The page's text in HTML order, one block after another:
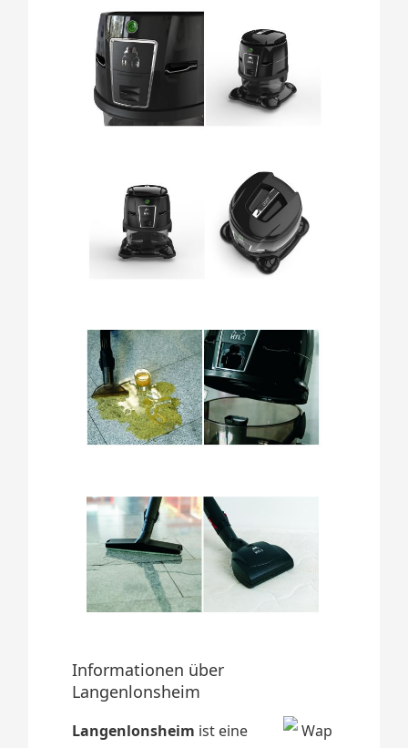
Informationen über
Langenlonsheim
Langenlonsheim ist eine